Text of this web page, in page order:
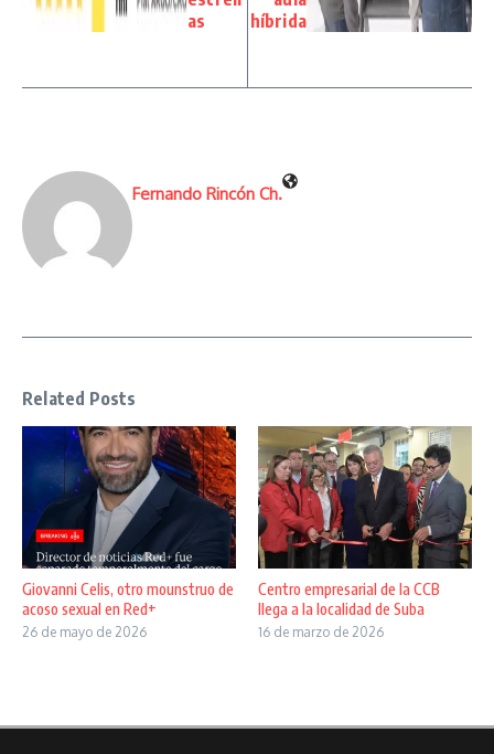
as
híbrida
Fernando Rincón Ch.
Related Posts
Giovanni Celis, otro mounstruo de
acoso sexual en Red+
26 de mayo de 2026
Centro empresarial de la CCB
llega a la localidad de Suba
16 de marzo de 2026